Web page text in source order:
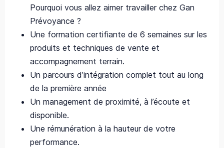
Pourquoi vous allez aimer travailler chez Gan
Prévoyance ?
Une formation certifiante de 6 semaines sur les
produits et techniques de vente et
accompagnement terrain.
Un parcours d’intégration complet tout au long
de la première année
Un management de proximité, à l’écoute et
disponible.
Une rémunération à la hauteur de votre
performance.